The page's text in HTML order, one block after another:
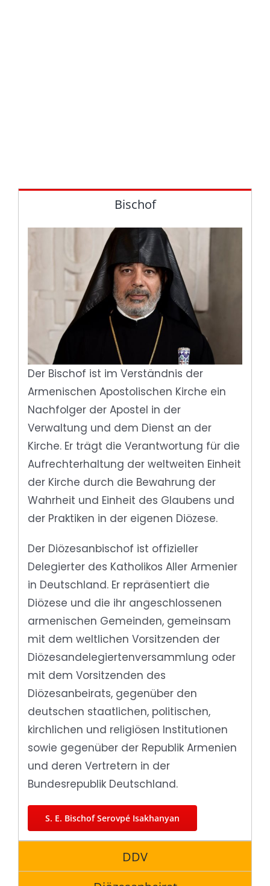
Bischof
Der Bischof ist im Verständnis der
Armenischen Apostolischen Kirche ein
Nachfolger der Apostel in der
Verwaltung und dem Dienst an der
Kirche. Er trägt die Verantwortung für die
Aufrechterhaltung der weltweiten Einheit
der Kirche durch die Bewahrung der
Wahrheit und Einheit des Glaubens und
der Praktiken in der eigenen Diözese.
Der Diözesanbischof ist offizieller
Delegierter des Katholikos Aller Armenier
in Deutschland. Er repräsentiert die
Diözese und die ihr angeschlossenen
armenischen Gemeinden, gemeinsam
mit dem weltlichen Vorsitzenden der
Diözesandelegiertenversammlung oder
mit dem Vorsitzenden des
Diözesanbeirats, gegenüber den
deutschen staatlichen, politischen,
kirchlichen und religiösen Institutionen
sowie gegenüber der Republik Armenien
und deren Vertretern in der
Bundesrepublik Deutschland.
S. E. Bischof Serovpé Isakhanyan
DDV